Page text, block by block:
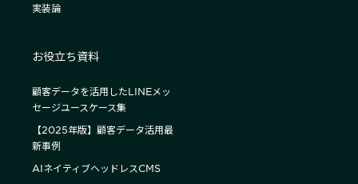
実装論
お役立ち資料
顧客データを活用したLINEメッ
セージユースケース集
【2025年版】顧客データ活用最
新事例
AIネイティブヘッドレスCMS